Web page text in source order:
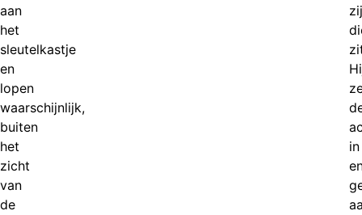
aan
het
sleutelkastje
en
lopen
waarschijnlijk,
buiten
het
zicht
van
de
in